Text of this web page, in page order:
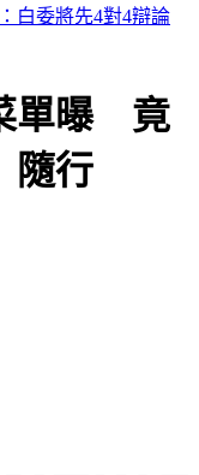
燦、是溫化身王子
單曝 竟
隨行